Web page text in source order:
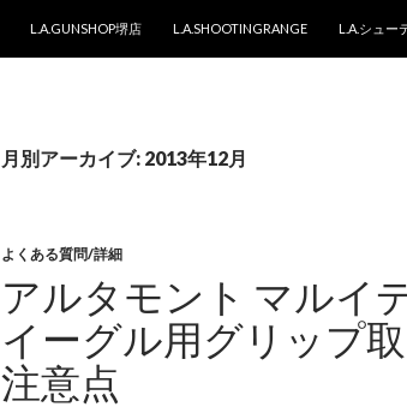
L.A.GUNSHOP堺店
L.A.SHOOTINGRANGE L.A.シュー
月別アーカイブ: 2013年12月
よくある質問/詳細
アルタモント マルイ
イーグル用グリップ
注意点